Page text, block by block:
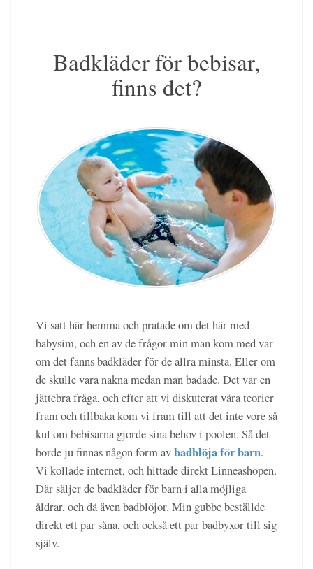
Badkläder för bebisar,
finns det?
Vi satt här hemma och pratade om det här med
babysim, och en av de frågor min man kom med var
om det fanns badkläder för de allra minsta. Eller om
de skulle vara nakna medan man badade. Det var en
jättebra fråga, och efter att vi diskuterat våra teorier
fram och tillbaka kom vi fram till att det inte vore så
kul om bebisarna gjorde sina behov i poolen. Så det
borde ju finnas någon form avbadblöja för barn.
Vi kollade internet, och hittade direkt Linneashopen.
Där säljer de badkläder för barn i alla möjliga
åldrar, och då även badblöjor. Min gubbe beställde
direkt ett par såna, och också ett par badbyxor till sig
själv.